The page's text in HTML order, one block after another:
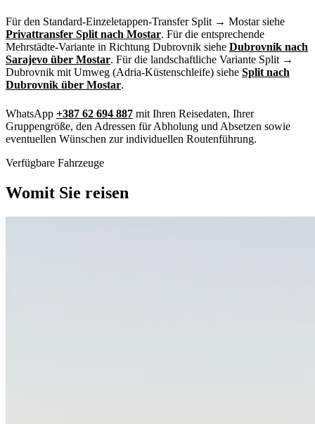
Für den Standard-Einzeletappen-Transfer Split → Mostar siehe
Privattransfer Split nach Mostar. Für die entsprechende
Mehrstädte-Variante in Richtung Dubrovnik siehe Dubrovnik nach
Sarajevo über Mostar. Für die landschaftliche Variante Split →
Dubrovnik mit Umweg (Adria-Küstenschleife) siehe Split nach
Dubrovnik über Mostar.
WhatsApp +387 62 694 887 mit Ihren Reisedaten, Ihrer
Gruppengröße, den Adressen für Abholung und Absetzen sowie
eventuellen Wünschen zur individuellen Routenführung.
Verfügbare Fahrzeuge
Womit Sie reisen